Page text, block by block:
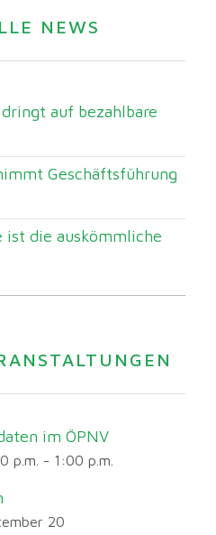
NEWS
auf bezahlbare
Geschäftsführung
ist die auskömmliche
im ÖPNV
p.m. - 1:00 p.m.
20